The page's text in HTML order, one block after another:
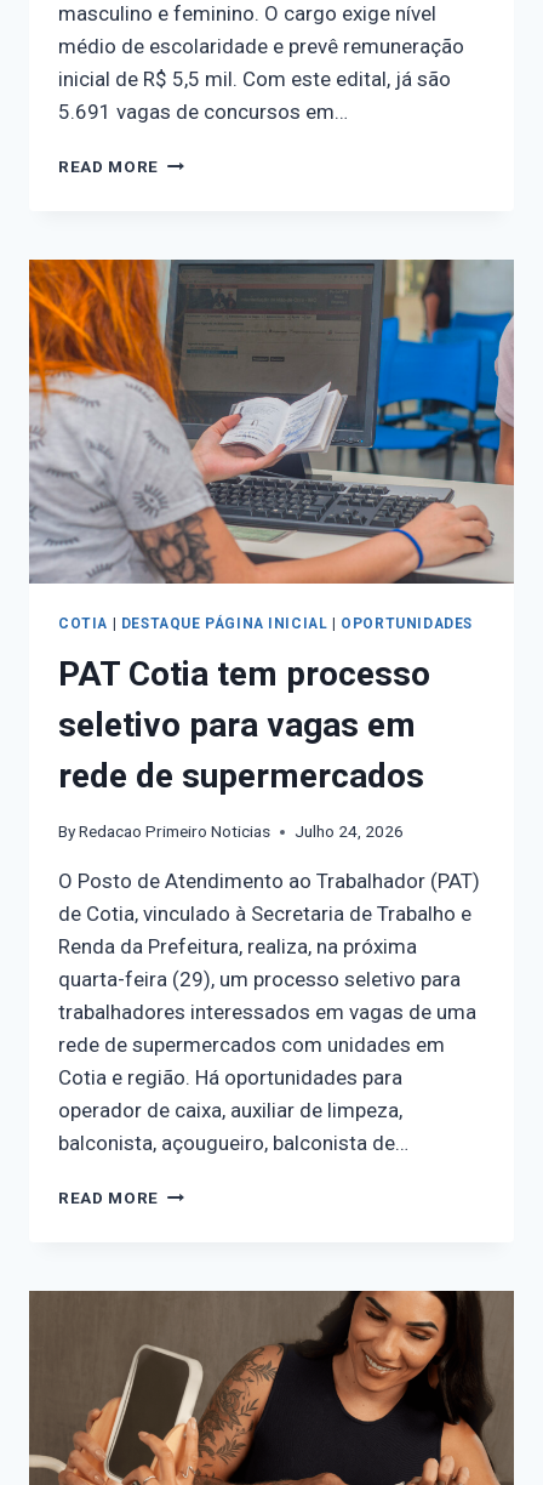
masculino e feminino. O cargo exige nível
médio de escolaridade e prevê remuneração
inicial de R$ 5,5 mil. Com este edital, já são
5.691 vagas de concursos em…
READ MORE
COTIA | DESTAQUE PÁGINA INICIAL | OPORTUNIDADES
PAT Cotia tem processo
seletivo para vagas em
rede de supermercados
ByRedacao Primeiro Noticias Julho 24, 2026
O Posto de Atendimento ao Trabalhador (PAT)
de Cotia, vinculado à Secretaria de Trabalho e
Renda da Prefeitura, realiza, na próxima
quarta-feira (29), um processo seletivo para
trabalhadores interessados em vagas de uma
rede de supermercados com unidades em
Cotia e região. Há oportunidades para
operador de caixa, auxiliar de limpeza,
balconista, açougueiro, balconista de…
READ MORE